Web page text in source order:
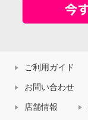
ご利用ガイド
お問い合わせ
店舗情報